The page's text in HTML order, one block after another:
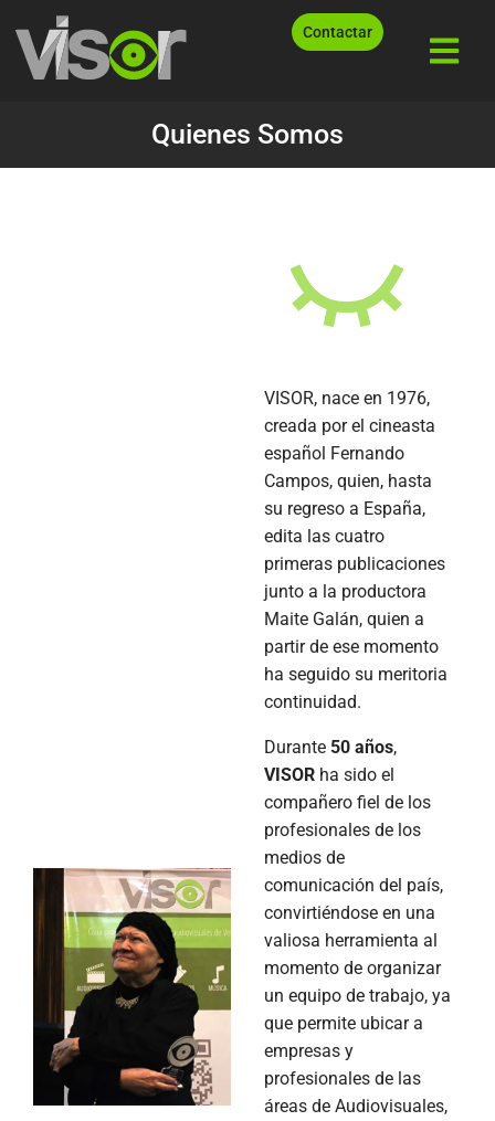
Contactar
Quienes Somos
VISOR, nace en 1976,
creada por el cineasta
español Fernando
Campos, quien, hasta
su regreso a España,
edita las cuatro
primeras publicaciones
junto a la productora
Maite Galán, quien a
partir de ese momento
ha seguido su meritoria
continuidad.
Durante 50 años,
VISORha sido el
compañero fiel de los
profesionales de los
medios de
comunicación del país,
convirtiéndose en una
valiosa herramienta al
momento de organizar
un equipo de trabajo, ya
que permite ubicar a
empresas y
profesionales de las
áreas de Audiovisuales,